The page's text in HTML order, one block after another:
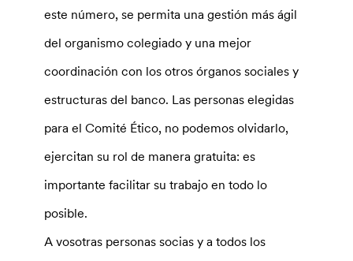
este número, se permita una gestión más ágil
del organismo colegiado y una mejor
coordinación con los otros órganos sociales y
estructuras del banco. Las personas elegidas
para el Comité Ético, no podemos olvidarlo,
ejercitan su rol de manera gratuita: es
importante facilitar su trabajo en todo lo
posible.
A vosotras personas socias y a todos los